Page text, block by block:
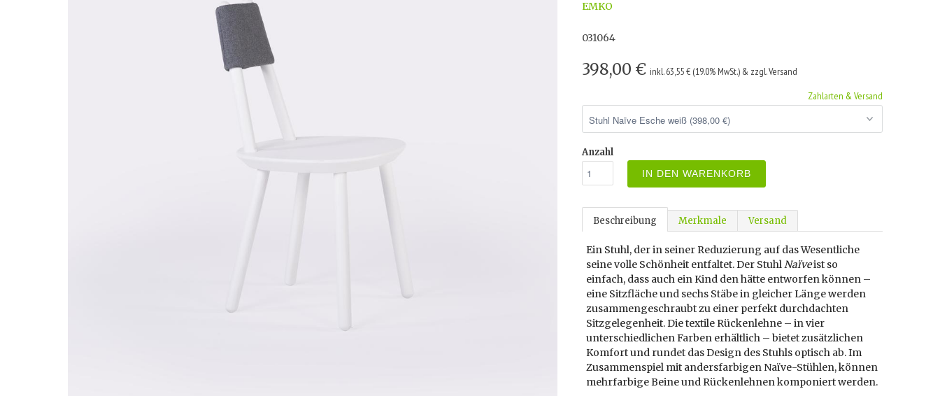
EMKO
031064
398,00 € inkl. 63,55 € (19.0% MwSt.) & zzgl. Versand
Zahlarten & Versand
Anzahl
IN DEN WARENKORB
Beschreibung Merkmale Versand
Ein Stuhl, der in seiner Reduzierung auf das Wesentliche
seine volle Schönheit entfaltet. Der StuhlNaïveist so
einfach, dass auch ein Kind den hätte entworfen können –
eine Sitzfläche und sechs Stäbe in gleicher Länge werden
zusammengeschraubt zu einer perfekt durchdachten
Sitzgelegenheit. Die textile Rückenlehne – in vier
unterschiedlichen Farben erhältlich – bietet zusätzlichen
Komfort und rundet das Design des Stuhls optisch ab. Im
Zusammenspiel mit andersfarbigen Naïve-Stühlen, können
mehrfarbige Beine und Rückenlehnen komponiert werden.